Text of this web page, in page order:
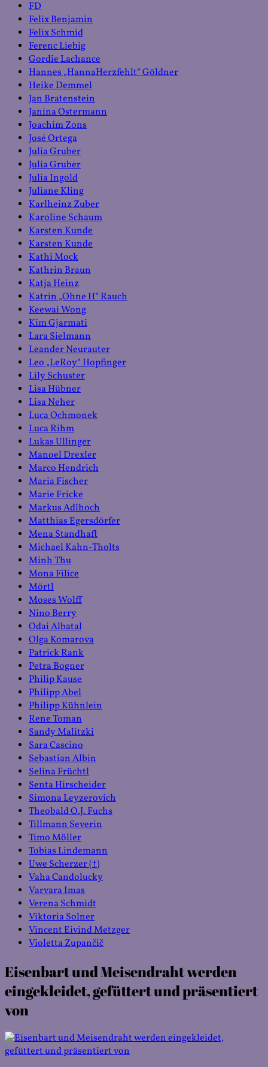
FD
Felix Benjamin
Felix Schmid
Ferenc Liebig
Gordie Lachance
Hannes „HannaHerzfehlt“ Göldner
Heike Demmel
Jan Bratenstein
Janina Ostermann
Joachim Zons
José Ortega
Julia Gruber
Julia Gruber
Julia Ingold
Juliane Kling
Karlheinz Zuber
Karoline Schaum
Karsten Kunde
Karsten Kunde
Kathi Mock
Kathrin Braun
Katja Heinz
Katrin „Ohne H“ Rauch
Keewai Wong
Kim Gjarmati
Lara Sielmann
Leander Neurauter
Leo „LeRoy“ Hopfinger
Lily Schuster
Lisa Hübner
Lisa Neher
Luca Ochmonek
Luca Rihm
Lukas Ullinger
Manoel Drexler
Marco Hendrich
Maria Fischer
Marie Fricke
Markus Adlhoch
Matthias Egersdörfer
Mena Standhaft
Michael Kahn-Tholts
Minh Thu
Mona Filice
Mörtl
Moses Wolff
Nino Berry
Odai Albatal
Olga Komarova
Patrick Rank
Petra Bogner
Philip Kause
Philipp Abel
Philipp Kühnlein
Rene Toman
Sandy Malitzki
Sara Cascino
Sebastian Albin
Selina Früchtl
Senta Hirscheider
Simona Leyzerovich
Theobald O.J. Fuchs
Tillmann Severin
Timo Möller
Tobias Lindemann
Uwe Scherzer (†)
Vaha Candolucky
Varvara Imas
Verena Schmidt
Viktoria Solner
Vincent Eivind Metzger
Violetta Zupančič
Eisenbart und Meisendraht werden
eingekleidet, gefüttert und präsentiert
von